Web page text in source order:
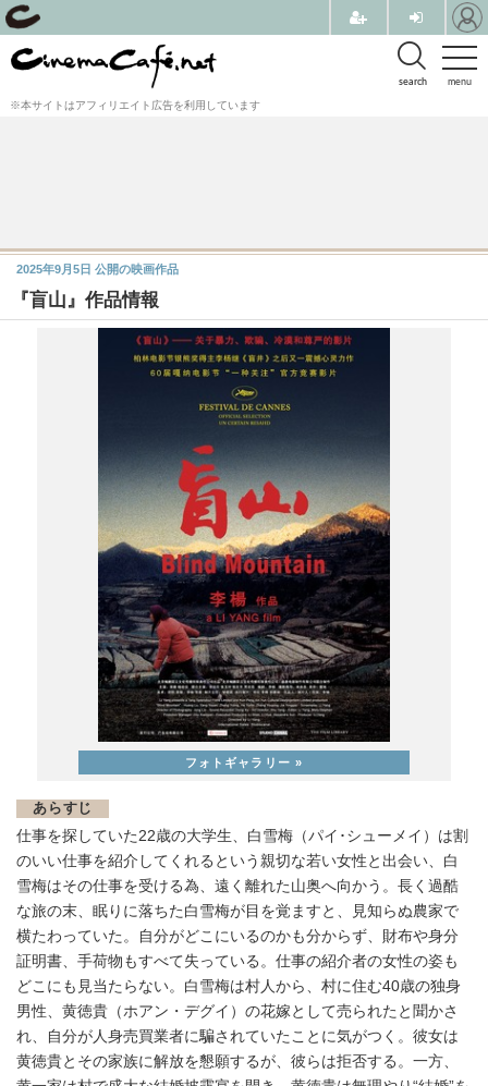
menu
search
※本サイトはアフィリエイト広告を利用しています
『盲山』作品情報
2025年9月5日 公開の映画作品
あらすじ
仕事を探していた22歳の大学生、白雪梅（パイ･シューメイ）は割
のいい仕事を紹介してくれるという親切な若い女性と出会い、白
雪梅はその仕事を受ける為、遠く離れた山奥へ向かう。長く過酷
な旅の末、眠りに落ちた白雪梅が目を覚ますと、見知らぬ農家で
横たわっていた。自分がどこにいるのかも分からず、財布や身分
証明書、手荷物もすべて失っている。仕事の紹介者の女性の姿も
どこにも見当たらない。白雪梅は村人から、村に住む40歳の独身
男性、黄徳貴（ホアン・デグイ）の花嫁として売られたと聞かさ
れ、自分が人身売買業者に騙されていたことに気がつく。彼女は
黄徳貴とその家族に解放を懇願するが、彼らは拒否する。一方、